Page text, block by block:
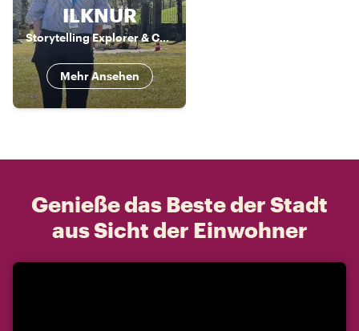
ILKNUR
Storytelling Explorer & Culture Connector
Mehr Ansehen
Genieße das Beste der Stadt
aus Sicht der Einwohner